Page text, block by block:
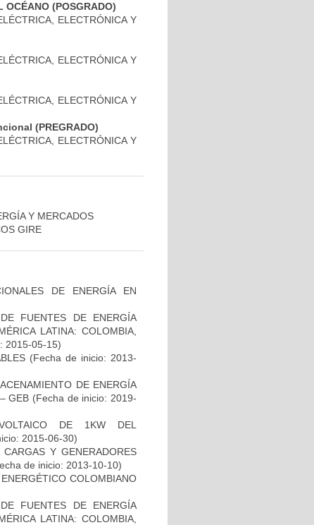
OCÉANO (POSGRADO)
ELECTRÓNICA Y
ELECTRÓNICA Y
ELECTRÓNICA Y
(PREGRADO)
ELECTRÓNICA Y
Y MERCADOS
GIRE
DE ENERGÍA EN
FUENTES DE ENERGÍA
LATINA: COLOMBIA,
2015-05-15)
(Fecha de inicio: 2013-
DE ENERGÍA
GEB (Fecha de inicio: 2019-
DE 1KW DEL
2015-06-30)
Y GENERADORES
de inicio: 2013-10-10)
COLOMBIANO
FUENTES DE ENERGÍA
LATINA: COLOMBIA,